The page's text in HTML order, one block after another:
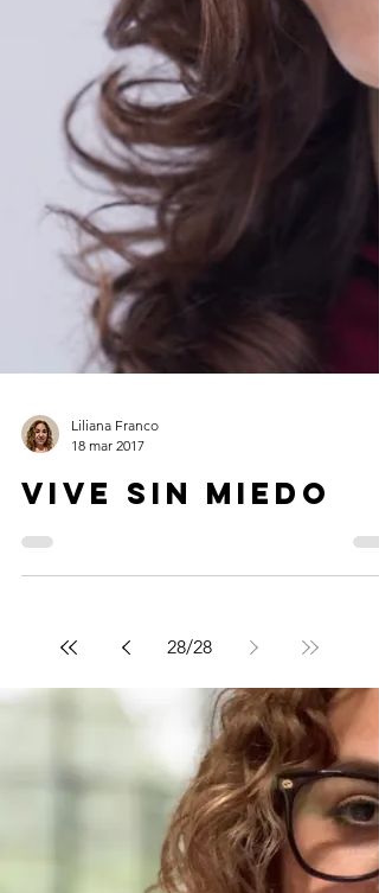
18 mar 2017
Vive sin miedo
28